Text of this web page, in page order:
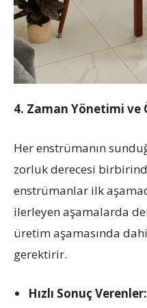
4. Zaman Yönetimi ve
Her enstrümanın
zorluk derecesi
enstrümanlar ilk
ilerleyen aşamalarda
üretim aşamasında
gerektirir.
Hızlı Sonuç Verenler: